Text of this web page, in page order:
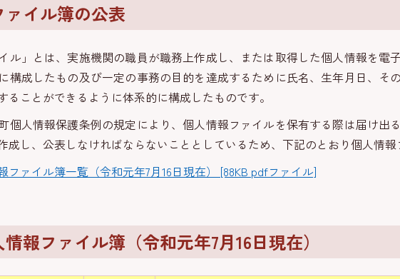
イル簿の公表
ル」とは、実施機関の職員が職務上作成し、または取得した個人情報を電
構成したもの及び一定の事務の目的を達成するために氏名、生年月日、そ
ることができるように体系的に構成したものです。
個人情報保護条例の規定により、個人情報ファイルを保有する際は届け出
成し、公表しなければならないこととしているため、下記のとおり個人情
ファイル簿一覧（令和元年7月16日現在） [88KB pdfファイル]
報ファイル簿（令和元年7月16日現在）